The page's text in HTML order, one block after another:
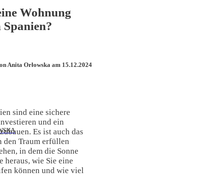
Wohnung
Anita Orłowska am 15.12.2024
sind eine sichere
und ein
Es ist auch das
den Traum erfüllen
in dem die Sonne
heraus, wie Sie eine
können und wie viel